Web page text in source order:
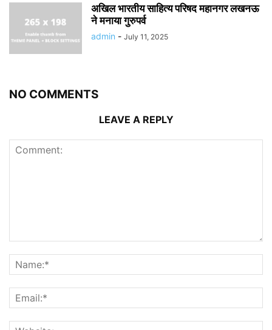
अखिल भारतीय साहित्य परिषद महानगर लखनऊ
ने मनाया गुरुपर्व
admin - July 11, 2025
NO COMMENTS
LEAVE A REPLY